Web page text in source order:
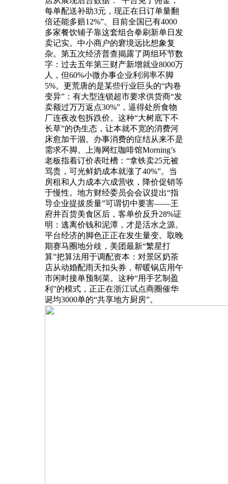
每单配送补助3元，现正在日订单量翻
倍还能多赔12%”。目前全国已有4000
多家餐饮铺子靠这套组合拳刷新单日发
卖记实。中小商户的窘境远比想象复
杂。第五次经济普查揭露了两组环节数
字：过去五年第三财产新增就业8000万
人，但60%小微办事企业利润率不脚
5%。更荒唐的是某些行业巨头的“内卷
变异”：有大型连锁超市要求供货商“发
卖额过万万返点30%”，逼得处所食物
厂连夜改包拆跌价。这种“大树底下不
长草”的伪生态，让本就不宽的消费河
床愈加干涸。办事消费的症结从来不是
需求不脚。上海网红咖啡馆Morning’s
老板指着订价表吐槽：“拿铁卖25元被
骂贵，可光鲜奶成本就涨了40%”。当
房租和人力成本六成营收，降价促销等
于慢性。地方财经委员会会议提出“指
导企业提拔质量”可谓切中要害——王
府井百货美食区后，客单价反升28%证
明：逃离价钱和泥潭，才是活水之源。
平台经济的脚色正正在发生量变。取晚
期赛马圈地分歧，美团最新“繁星打
算”把算法用于调配资本：对景区奶茶
店从动婚配雨天扣头券，帮暖锅店用午
市闲时接单预制菜。这种“用手艺制盈
利”的模式，正正在浙江试点商圈催华
诞均3000单的“共享地方厨房”。